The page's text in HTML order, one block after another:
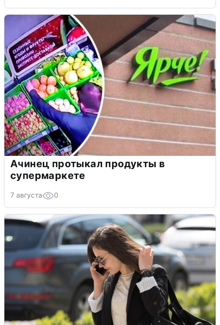
Ачинец протыкал продукты в
супермаркете
7 августа 0